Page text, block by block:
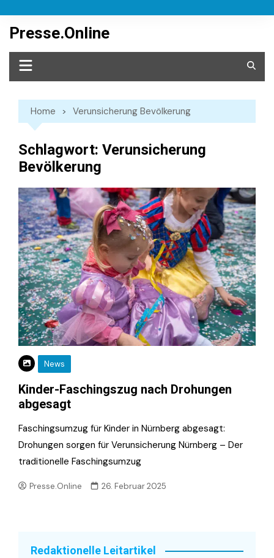
content
Presse.Online
Home Verunsicherung Bevölkerung
Schlagwort: Verunsicherung
Bevölkerung
News
Kinder-Faschingszug nach Drohungen
abgesagt
Faschingsumzug für Kinder in Nürnberg abgesagt:
Drohungen sorgen für Verunsicherung Nürnberg – Der
traditionelle Faschingsumzug
Presse.Online 26. Februar 2025
Redaktionelle Leitartikel